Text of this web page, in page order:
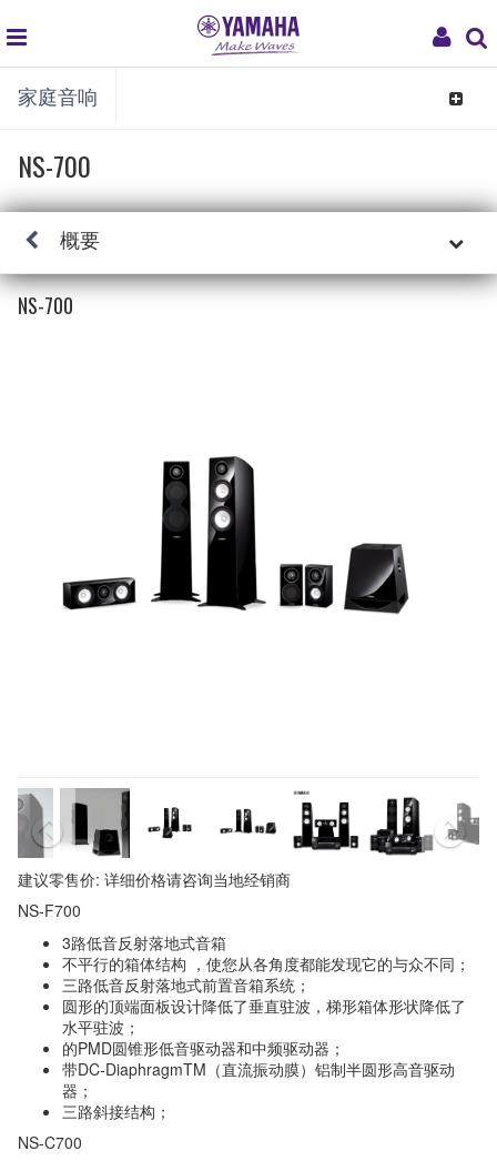
My
global
navigation
家庭音响
Toggle
NS-700
概要
NS-700
建议零售价: 详细价格请咨询当地经销商
NS-F700
3路低音反射落地式音箱
不平行的箱体结构 ，使您从各角度都能发现它的与众不同；
三路低音反射落地式前置音箱系统；
圆形的顶端面板设计降低了垂直驻波，梯形箱体形状降低了
水平驻波；
的PMD圆锥形低音驱动器和中频驱动器；
带DC-DiaphragmTM（直流振动膜）铝制半圆形高音驱动
器；
三路斜接结构；
NS-C700